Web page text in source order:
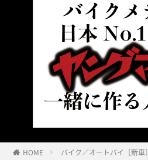
HOME バイク／オートバイ［新車］